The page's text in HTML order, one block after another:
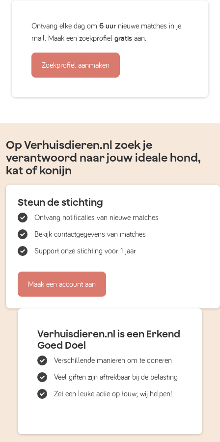
Ontvang elke dag om 6 uur nieuwe matches in je
mail. Maak een zoekprofiel gratis aan.
Zoekprofiel aanmaken
Op Verhuisdieren.nl zoek je
verantwoord naar jouw ideale hond,
kat of konijn
Steun de stichting
Ontvang notificaties van nieuwe matches
Bekijk contactgegevens van matches
Support onze stichting voor 1 jaar
Maak een account aan
Verhuisdieren.nl is een Erkend
Goed Doel
Verschillende manieren om te doneren
Veel giften zijn aftrekbaar bij de belasting
Zet een leuke actie op touw; wij helpen!